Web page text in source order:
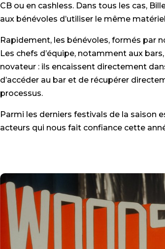
CB ou en cashless. Dans tous les cas,
aux bénévoles d’utiliser le même
Rapidement, les bénévoles, formés par
Les chefs d’équipe, notamment aux
novateur : ils encaissent directement
d’accéder au bar et de récupérer
processus.
Parmi les derniers festivals de la saison
acteurs qui nous fait confiance cette